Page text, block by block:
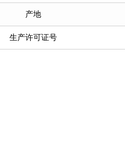
产地
生产许可证号